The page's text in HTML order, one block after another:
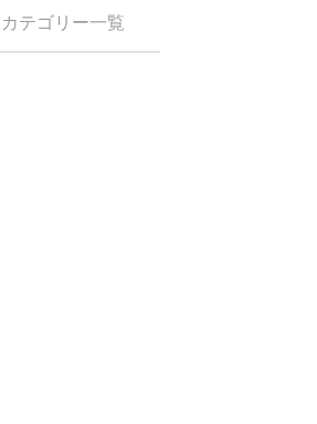
カテゴリー一覧